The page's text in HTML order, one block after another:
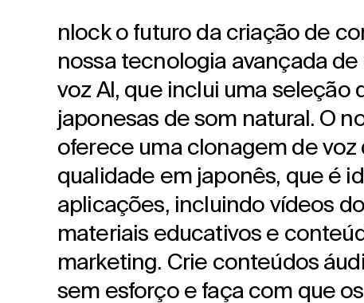
nlock o futuro da criação de
nossa tecnologia avançada
voz AI, que inclui uma seleção
japonesas de som natural. O
oferece uma clonagem de voz
qualidade em japonês, que é
aplicações, incluindo vídeos do
materiais educativos e
marketing. Crie conteúdos
sem esforço e faça com que